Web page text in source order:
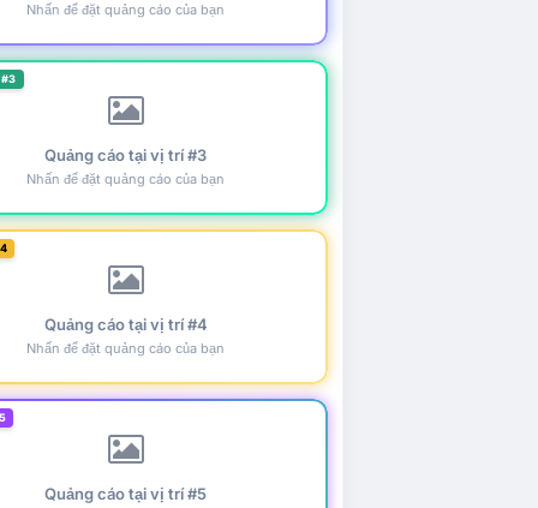
Nhấn để đặt quảng cáo của bạn
Quảng cáo tại vị trí #3
Nhấn để đặt quảng cáo của bạn
Quảng cáo tại vị trí #4
Nhấn để đặt quảng cáo của bạn
Quảng cáo tại vị trí #5